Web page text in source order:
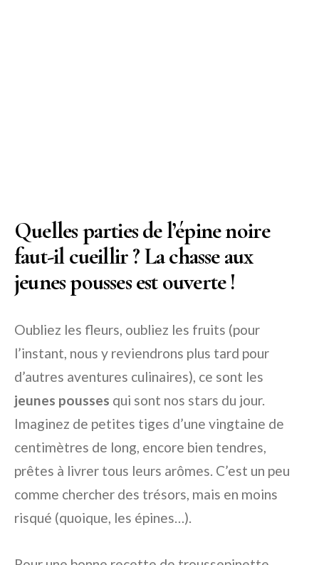
Quelles parties de l’épine noire
faut-il cueillir ? La chasse aux
jeunes pousses est ouverte !
Oubliez les fleurs, oubliez les fruits (pour
l’instant, nous y reviendrons plus tard pour
d’autres aventures culinaires), ce sont les
jeunes pousses qui sont nos stars du jour.
Imaginez de petites tiges d’une vingtaine de
centimètres de long, encore bien tendres,
prêtes à livrer tous leurs arômes. C’est un peu
comme chercher des trésors, mais en moins
risqué (quoique, les épines…).